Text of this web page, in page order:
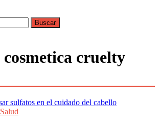
cosmetica cruelty
Salud